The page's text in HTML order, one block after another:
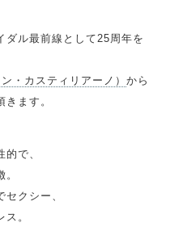
ダル最前線として25周年を
・カスティリアーノ）から
ます。
で、
クシー、
。